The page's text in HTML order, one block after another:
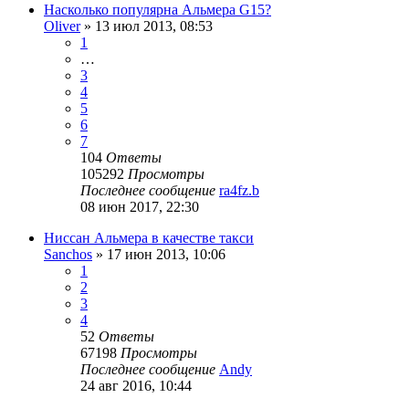
Насколько популярна Альмера G15?
Oliver» 13 июл 2013, 08:53
1
…
3
4
5
6
7
104 Ответы
105292 Просмотры
Последнее сообщение ra4fz.b
08 июн 2017, 22:30
Ниссан Альмера в качестве такси
Sanchos » 17 июн 2013, 10:06
1
2
3
4
52 Ответы
67198 Просмотры
Последнее сообщение Andy
24 авг 2016, 10:44